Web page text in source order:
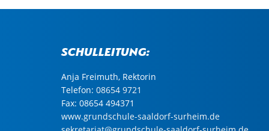
Schulleitung:
Anja Freimuth, Rektorin
Telefon: 08654 9721
Fax: 08654 494371
www.grundschule-saaldorf-surheim.de